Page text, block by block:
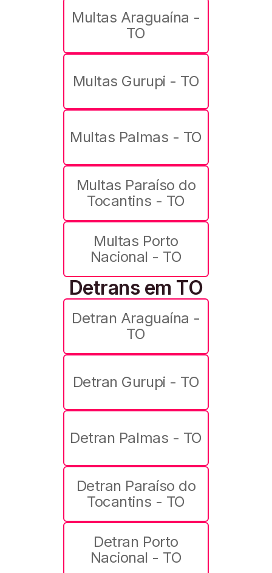
Multas Araguaína -
TO
Multas Gurupi - TO
Multas Palmas - TO
Multas Paraíso do
Tocantins - TO
Multas Porto
Nacional - TO
Detrans em TO
Detran Araguaína -
TO
Detran Gurupi - TO
Detran Palmas - TO
Detran Paraíso do
Tocantins - TO
Detran Porto
Nacional - TO